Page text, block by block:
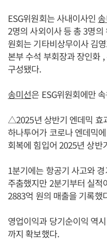
ESG위원회는 사내이사인
2명의 사외이사 등 총 3명
원회는 기타비상무이사 김
본부 수석 부회장과 장인화
구성됐다.
송미선은 ESG위원회에만
△2025년 상반기 엔데믹 효
하나투어가 코로나 엔데믹
회복에 힘입어 2025년 상반
1분기에는 항공기 사고와
주춤했지만 2분기부터 실
2883억 원의 매출을 기록했
영업이익과 당기순이익 역
까지 확보했다.